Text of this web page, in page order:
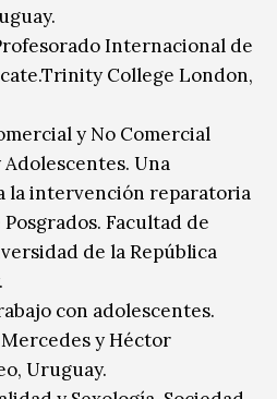
Internacional de
College London,
y No Comercial
Una
la intervención reparatoria
Facultad de
de la República
con adolescentes.
y Héctor
Uruguay.